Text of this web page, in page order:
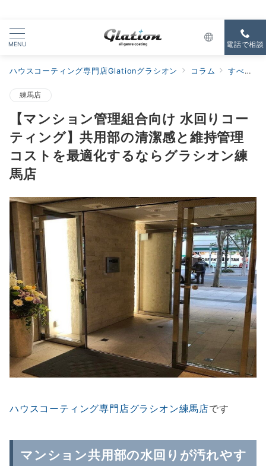
MENU 電話で相談
ハウスコーティング専門店Glationグラシオン コラム すべての新着
練馬店
【マンション管理組合向け 水回りコー
ティング】共用部の清潔感と維持管理
コストを最適化するならグラシオン練
馬店
ハウスコーティング専門店グラシオン練馬店です
マンション共用部の水回りが汚れやす